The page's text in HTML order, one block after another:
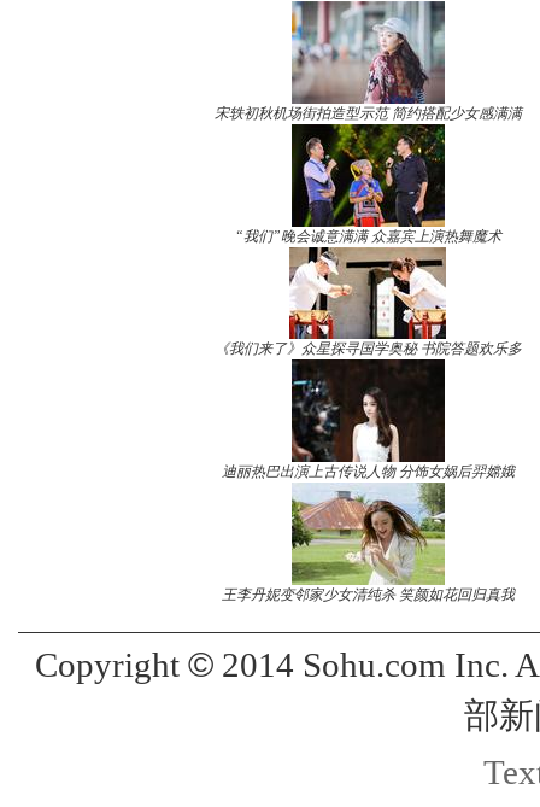
宋轶初秋机场街拍造型示范 简约搭配少女感满满
“我们”晚会诚意满满 众嘉宾上演热舞魔术
《我们来了》众星探寻国学奥秘 书院答题欢乐多
迪丽热巴出演上古传说人物 分饰女娲后羿嫦娥
王李丹妮变邻家少女清纯杀 笑颜如花回归真我
Copyright ©2014 Sohu.com Inc.
部